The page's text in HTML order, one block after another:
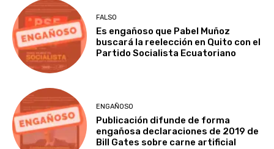
FALSO
Es engañoso que Pabel Muñoz
buscará la reelección en Quito con el
Partido Socialista Ecuatoriano
ENGAÑOSO
Publicación difunde de forma
engañosa declaraciones de 2019 de
Bill Gates sobre carne artificial